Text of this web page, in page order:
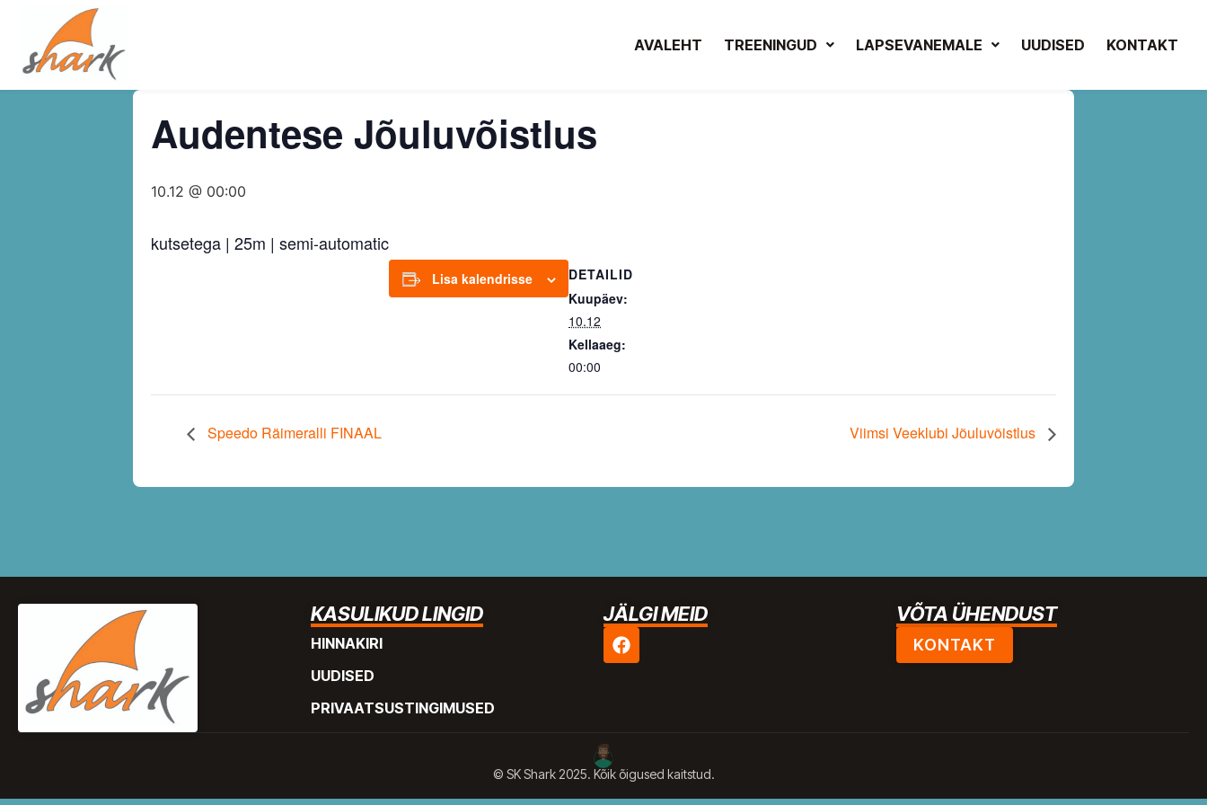
AVALEHT TREENINGUD LAPSEVANEMALE UUDISED KONTAKT
Audentese Jõuluvõistlus
10.12 @ 00:00
kutsetega | 25m | semi-automatic
Lisa kalendrisse
DETAILID
Kuupäev:
10.12
Kellaaeg:
00:00
Speedo Räimeralli FINAAL Viimsi Veeklubi Jõuluvõistlus
KASULIKUD LINGID
HINNAKIRI
UUDISED
PRIVAATSUSTINGIMUSED
JÄLGI MEID VÕTA ÜHENDUST
KONTAKT
© SK Shark 2025. Kõik õigused kaitstud.